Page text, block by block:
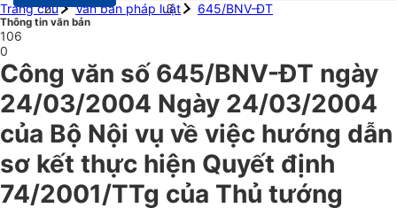
Trang chủ
Văn bản pháp luật 645/BNV-ĐT
Thông tin văn bản
106
0
Công văn số 645/BNV-ĐT ngày
24/03/2004 Ngày 24/03/2004
của Bộ Nội vụ về việc hướng dẫn
sơ kết thực hiện Quyết định
74/2001/TTg của Thủ tướng